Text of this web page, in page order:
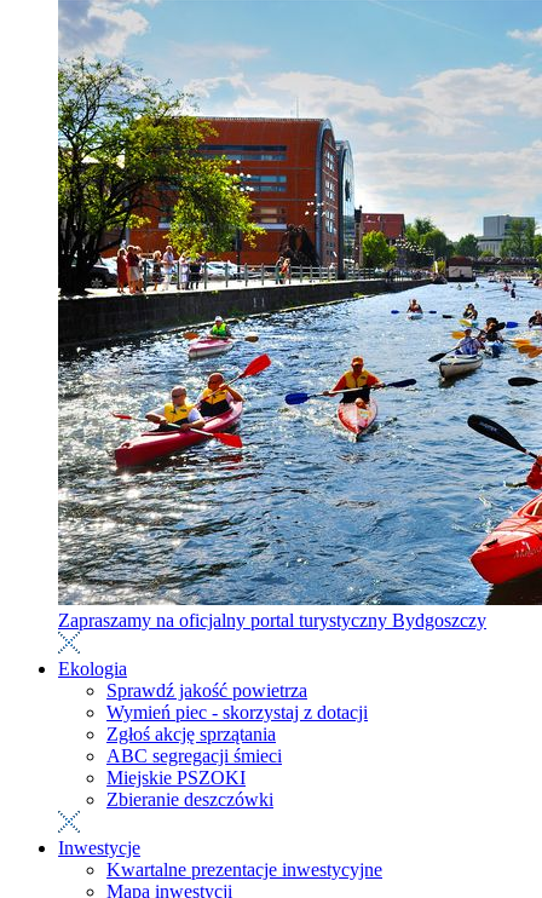
Zapraszamy na oficjalny portal turystyczny Bydgoszczy
Ekologia
Sprawdź jakość powietrza
Wymień piec - skorzystaj z dotacji
Zgłoś akcję sprzątania
ABC segregacji śmieci
Miejskie PSZOKI
Zbieranie deszczówki
Inwestycje
Kwartalne prezentacje inwestycyjne
Mapa inwestycji